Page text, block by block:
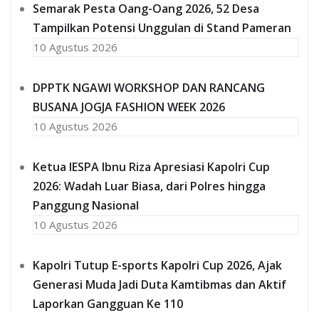
Semarak Pesta Oang-Oang 2026, 52 Desa
Tampilkan Potensi Unggulan di Stand Pameran
10 Agustus 2026
DPPTK NGAWI WORKSHOP DAN RANCANG
BUSANA JOGJA FASHION WEEK 2026
10 Agustus 2026
Ketua IESPA Ibnu Riza Apresiasi Kapolri Cup
2026: Wadah Luar Biasa, dari Polres hingga
Panggung Nasional
10 Agustus 2026
Kapolri Tutup E-sports Kapolri Cup 2026, Ajak
Generasi Muda Jadi Duta Kamtibmas dan Aktif
Laporkan Gangguan Ke 110